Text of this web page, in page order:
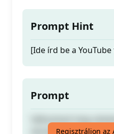
Prompt Hint
[Ide írd be a
Prompt
iskolai projektté
Regisztráljon az